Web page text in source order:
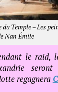
du Temple – Les
Nan Émile
le raid,
regagnera